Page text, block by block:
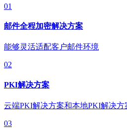
01
邮件全程加密解决方案
能够灵活适配客户邮件环境
02
PKI解决方案
云端PKI解决方案和本地PKI解决方
03